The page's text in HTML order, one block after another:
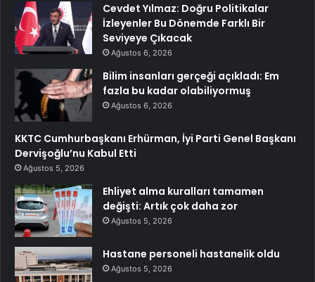
Cevdet Yılmaz: Doğru Politikalar
İzleyenler Bu Dönemde Farklı Bir
Seviyeye Çıkacak
Ağustos 6, 2026
Bilim insanları gerçeği açıkladı: Em
fazla bu kadar olabiliyormuş
Ağustos 6, 2026
KKTC Cumhurbaşkanı Erhürman, İyi Parti Genel Başkanı
Dervişoğlu’nu Kabul Etti
Ağustos 5, 2026
Ehliyet alma kuralları tamamen
değişti: Artık çok daha zor
Ağustos 5, 2026
Hastane personeli hastanelik oldu
Ağustos 5, 2026